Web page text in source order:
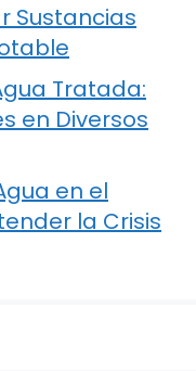
Sustancias
Tratada:
en Diversos
en el
la Crisis